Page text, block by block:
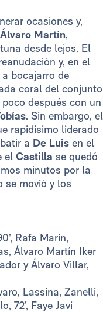
ocasiones y,
Álvaro Martín,
desde lejos. El
y, en el
bocajarro de
coral del conjunto
después con un
. Sin embargo, el
rapidísimo liderado
a De Luis en el
el Castilla se quedó
minutos por la
se movió y los
Rafa Marín,
Álvaro Martín Iker
y Álvaro Villar,
Lassina, Zanelli,
72’, Faye Javi